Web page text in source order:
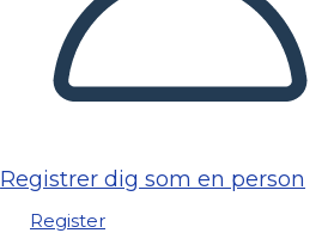
Registrer dig som en person
Register